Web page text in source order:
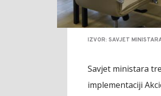
IZVOR: SAVJET
Savjet ministara
implementaciji